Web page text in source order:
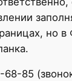
но
85